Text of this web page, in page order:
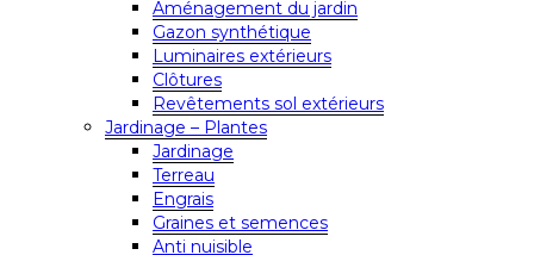
Aménagement du jardin
Gazon synthétique
Luminaires extérieurs
Clôtures
Revêtements sol extérieurs
Jardinage – Plantes
Jardinage
Terreau
Engrais
Graines et semences
Anti nuisible